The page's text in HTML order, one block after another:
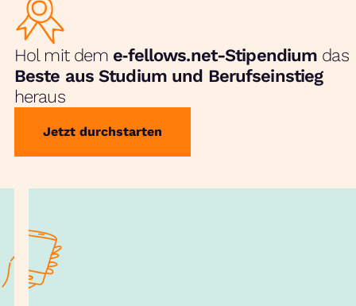
Hol mit dem e‑fellows.net-Stipendium das
Beste aus Studium und Berufseinstieg
heraus
Jetzt durchstarten